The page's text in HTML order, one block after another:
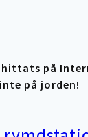
hittats på
på jorden!